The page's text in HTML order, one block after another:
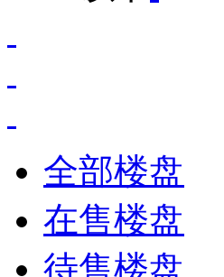
全部楼盘
在售楼盘
待售楼盘